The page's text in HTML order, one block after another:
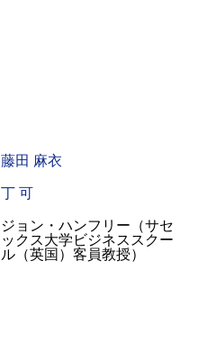
藤田 麻衣
丁 可
ジョン・ハンフリー（サセ
ックス大学ビジネススクー
ル（英国）客員教授）